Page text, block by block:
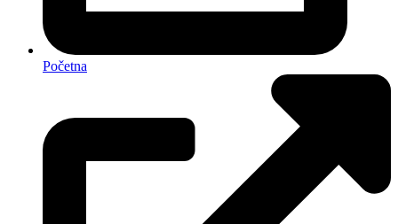
Početna